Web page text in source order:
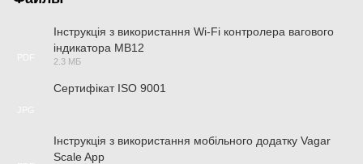
Інструкція з використання Wi-Fi контролера вагового
індикатора MB12
2.3 МБ
Сертифікат ISO 9001
Інструкція з використання мобільного додатку Vagar
Scale App